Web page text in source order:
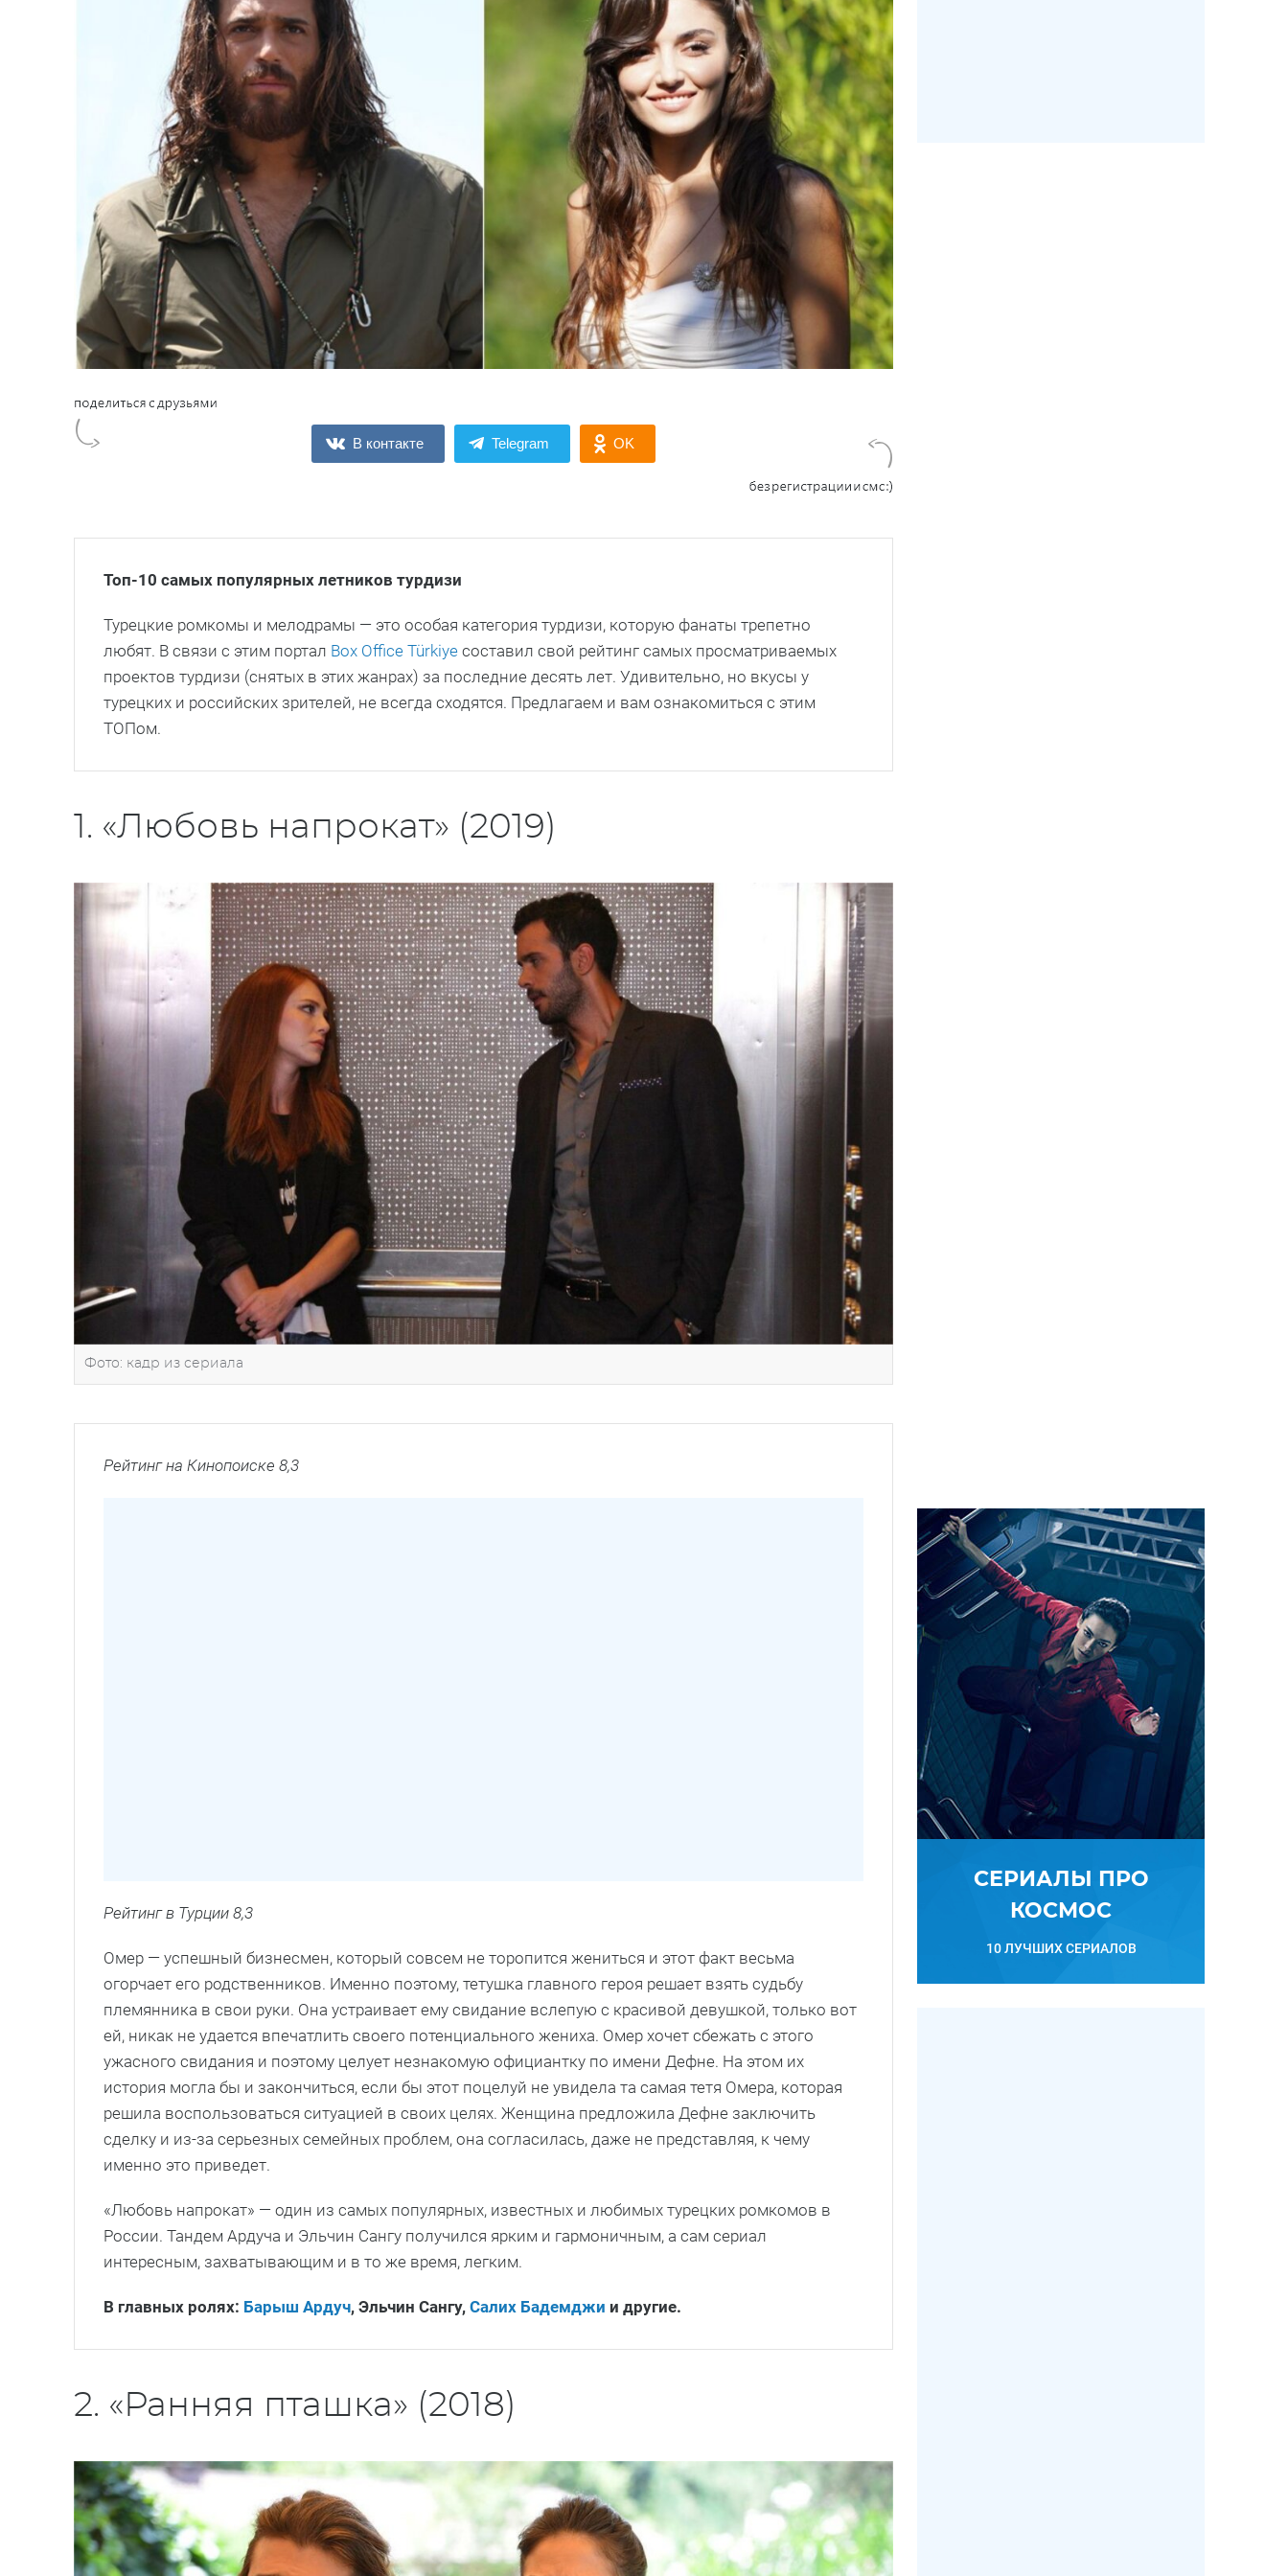
В контакте Telegram OK
Топ-10 самых популярных летников турдизи
Турецкие ромкомы и мелодрамы — это особая категория турдизи, которую фанаты трепетно
любят. В связи с этим портал Box Office Türkiye составил свой рейтинг самых просматриваемых
проектов турдизи (снятых в этих жанрах) за последние десять лет. Удивительно, но вкусы у
турецких и российских зрителей, не всегда сходятся. Предлагаем и вам ознакомиться с этим
ТОПом.
1. «Любовь напрокат» (2019)
Фото: кадр из сериала
Рейтинг на Кинопоиске 8,3
Рейтинг в Турции 8,3
Омер — успешный бизнесмен, который совсем не торопится жениться и этот факт весьма
огорчает его родственников. Именно поэтому, тетушка главного героя решает взять судьбу
племянника в свои руки. Она устраивает ему свидание вслепую с красивой девушкой, только вот
ей, никак не удается впечатлить своего потенциального жениха. Омер хочет сбежать с этого
ужасного свидания и поэтому целует незнакомую официантку по имени Дефне. На этом их
история могла бы и закончиться, если бы этот поцелуй не увидела та самая тетя Омера, которая
решила воспользоваться ситуацией в своих целях. Женщина предложила Дефне заключить
сделку и из-за серьезных семейных проблем, она согласилась, даже не представляя, к чему
именно это приведет.
«Любовь напрокат» — один из самых популярных, известных и любимых турецких ромкомов в
России. Тандем Ардуча и Эльчин Сангу получился ярким и гармоничным, а сам сериал
интересным, захватывающим и в то же время, легким.
В главных ролях: Барыш Ардуч, Эльчин Сангу, Салих Бадемджи и другие.
2. «Ранняя пташка» (2018)
СЕРИАЛЫ ПРО
КОСМОС
10 ЛУЧШИХ СЕРИАЛОВ